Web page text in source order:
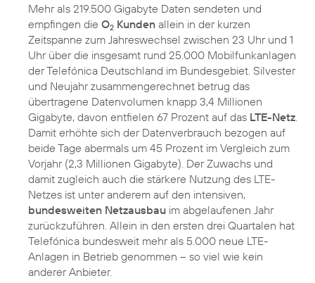
Mehr als 219.500 Gigabyte Daten sendeten und
empfingen die O2 Kunden allein in der kurzen
Zeitspanne zum Jahreswechsel zwischen 23 Uhr und 1
Uhr über die insgesamt rund 25.000 Mobilfunkanlagen
der Telefónica Deutschland im Bundesgebiet. Silvester
und Neujahr zusammengerechnet betrug das
übertragene Datenvolumen knapp 3,4 Millionen
Gigabyte, davon entfielen 67 Prozent auf das LTE-Netz
Damit erhöhte sich der Datenverbrauch bezogen auf
beide Tage abermals um 45 Prozent im Vergleich zum
Vorjahr (2,3 Millionen Gigabyte). Der Zuwachs und
damit zugleich auch die stärkere Nutzung des LTE-
Netzes ist unter anderem auf den intensiven,
bundesweiten Netzausbau im abgelaufenen Jahr
zurückzuführen. Allein in den ersten drei Quartalen hat
Telefónica bundesweit mehr als 5.000 neue LTE-
Anlagen in Betrieb genommen – so viel wie kein
anderer Anbieter.